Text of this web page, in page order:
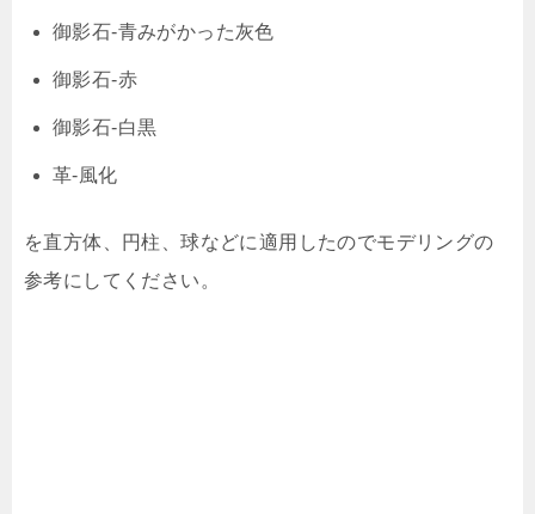
御影石-青みがかった灰色
御影石-赤
御影石-白黒
革-風化
を直方体、円柱、球などに適用したのでモデリングの
参考にしてください。